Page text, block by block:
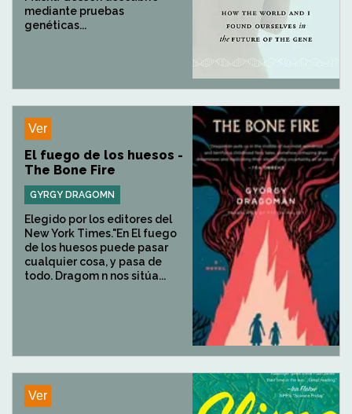
mediante pruebas
genéticas...
Ver
El fuego de los huesos -
The Bone Fire
GYRGY DRAGOMN
Elegido por los editores del
New York Times."En El fuego
de los huesos puede pasar
cualquier cosa, y pasa de
todo. Dragom n nos sitúa...
Ver